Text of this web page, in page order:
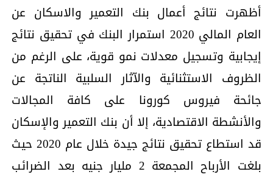
أظهرت نتائج أعمال بنك التعمير والاسكان عن
العام المالي 2020 استمرار البنك في تحقيق نتائج
إيجابية وتسجيل معدلات نمو قوية، على الرغم من
الظروف الاستثنائية والاّثار السلبية الناتجة عن
جائحة فيروس كورونا على كافة المجالات
والأنشطة الاقتصادية، إلا أن بنك التعمير والإسكان
قد استطاع تحقيق نتائج جيدة خلال عام 2020 حيث
بلغت الأرباح المجمعة 2 مليار جنيه بعد الضرائب